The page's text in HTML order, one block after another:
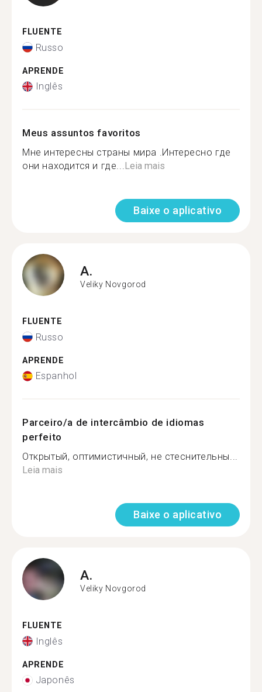
FLUENTE
Russo
APRENDE
Inglês
Meus assuntos favoritos
Мне интересны страны мира .Интересно где
они находится и где...Leia mais
Baixe o aplicativo
A.
Veliky Novgorod
FLUENTE
Russo
APRENDE
Espanhol
Parceiro/a de intercâmbio de idiomas
perfeito
Открытый, оптимистичный, не стеснительны...
Leia mais
Baixe o aplicativo
A.
Veliky Novgorod
FLUENTE
Inglês
APRENDE
Japonês